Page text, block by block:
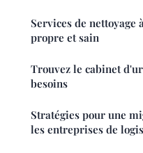
Services de nettoyage
propre et sain
Trouvez le cabinet
besoins
Stratégies pour une
les entreprises de